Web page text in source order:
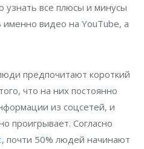
узнать все плюсы и минусы
видео на YouTube, а
предпочитают короткий
что на них постоянно
из соцсетей, и
проигрывает. Согласно
, почти 50% людей начинают